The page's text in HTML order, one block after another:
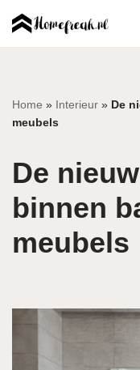
inhoud
Home » Interieur » De
meubels
De
binnen
meubels